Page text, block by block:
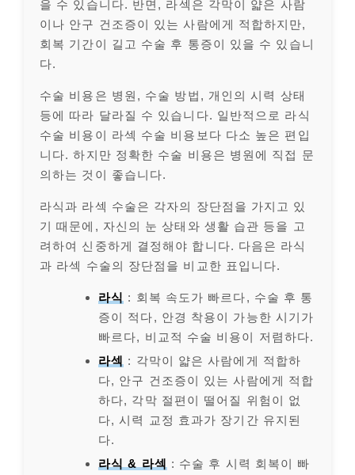
을 수 있습니다. 반면, 라섹은 각막이 얇은 사람
이나 안구 건조증이 있는 사람에게 적합하지만,
회복 기간이 길고 수술 후 통증이 있을 수 있습니
다.
수술 비용은 병원, 수술 방법, 개인의 시력 상태
등에 따라 달라질 수 있습니다. 일반적으로 라식
수술 비용이 라섹 수술 비용보다 다소 높은 편입
니다. 하지만 정확한 수술 비용은 병원에 직접 문
의하는 것이 좋습니다.
라식과 라섹 수술은 각자의 장단점을 가지고 있
기 때문에, 자신의 눈 상태와 생활 습관 등을 고
려하여 신중하게 결정해야 합니다. 다음은 라식
과 라섹 수술의 장단점을 비교한 표입니다.
라식 : 회복 속도가 빠르다, 수술 후 통
증이 적다, 안경 착용이 가능한 시기가
빠르다, 비교적 수술 비용이 저렴하다.
라섹 : 각막이 얇은 사람에게 적합하
다, 안구 건조증이 있는 사람에게 적합
하다, 각막 절편이 떨어질 위험이 없
다, 시력 교정 효과가 장기간 유지된
다.
라식 & 라섹 : 수술 후 시력 회복이 빠